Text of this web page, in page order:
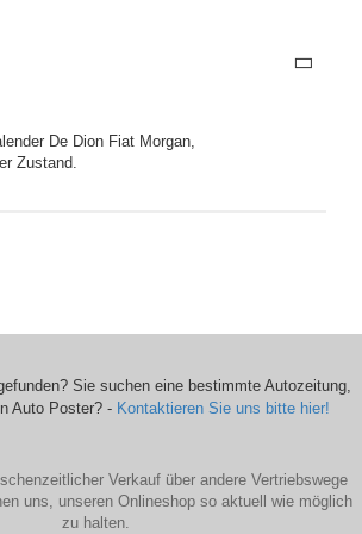
De Dion Fiat Morgan,
Zustand.
Sie suchen eine bestimmte Autozeitung,
Auto Poster? - Kontaktieren Sie uns bitte hier!
Verkauf über andere Vertriebswege
uns, unseren Onlineshop so aktuell wie möglich
zu halten.